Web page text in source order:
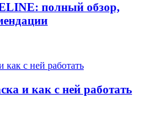
полный обзор,
и как с ней работать